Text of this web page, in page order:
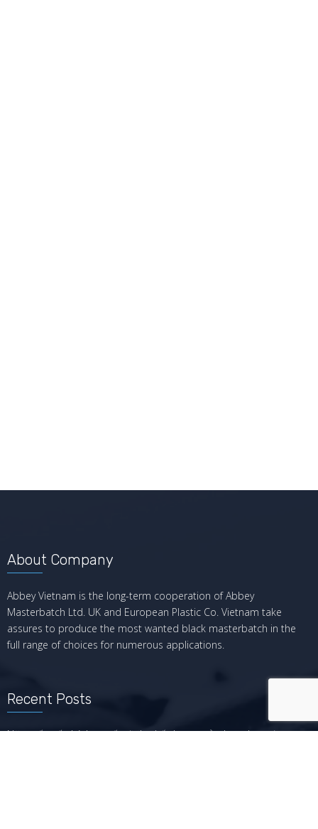
About Company
Abbey Vietnam is the long-term cooperation of Abbey
Masterbatch Ltd. UK and European Plastic Co. Vietnam take
assures to produce the most wanted black masterbatch in the
full range of choices for numerous applications.
Recent Posts
Năm yếu tố chính quyết định chất lượng của hạt nhựa đen